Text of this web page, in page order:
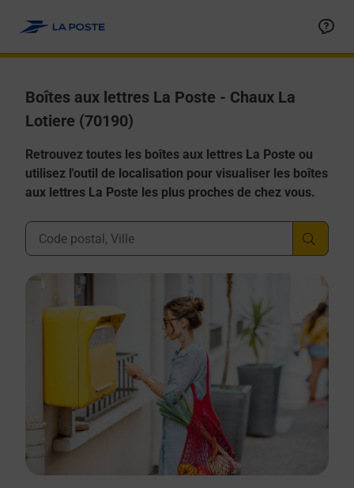
Boîtes aux lettres La Poste - Chaux La
Lotiere (70190)
Retrouvez toutes les boîtes aux lettres La Poste ou
utilisez l'outil de localisation pour visualiser les boîtes
aux lettres La Poste les plus proches de chez vous.
Ville, Département, Code Postal